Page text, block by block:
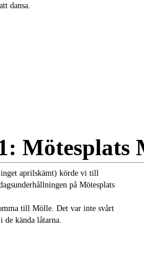
dansa.
Mötesplats
aprilskämt) körde vi till
på Mötesplats
till Mölle. Det var inte svårt
kända låtarna.